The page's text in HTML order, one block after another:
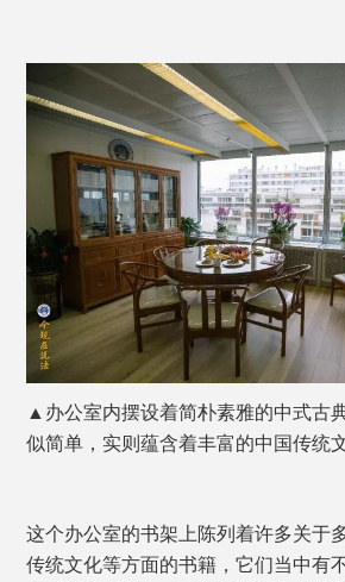
▲办公室内摆设着简朴素雅的中式古
似简单，实则蕴含着丰富的中国传统
这个办公室的书架上陈列着许多关于
传统文化等方面的书籍，它们当中有